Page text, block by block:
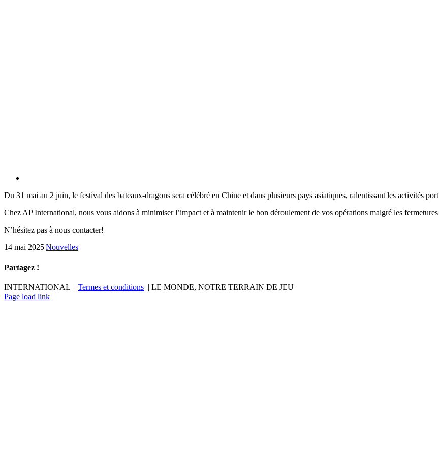
Du 31 mai au 2 juin, le festival des bateaux-dragons sera célébré en Chine et dans plusieurs pays asiatiques, ralentissant les activités
Chez AP International, nous vous aidons à minimiser l’impact et à maintenir le bon déroulement de vos opérations malgré les
N’hésitez pas à nous contacter!
14 mai 2025|Nouvelles|
Partagez !
Facebook
X
Reddit
LinkedIn
Tumblr
Pinterest
Email
INTERNATIONAL | Termes et conditions | LE MONDE, NOTRE TERRAIN DE JEU
LinkedIn
YouTube
Page load link